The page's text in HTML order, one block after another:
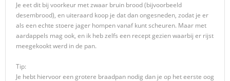
Je eet dit bij voorkeur met zwaar bruin brood (bijvoorbeeld
desembrood), en uiteraard koop je dat dan ongesneden, zodat je er
als een echte stoere jager hompen vanaf kunt scheuren. Maar met
aardappels mag ook, en ik heb zelfs een recept gezien waarbij er rijst
meegekookt werd in de pan.
Tip:
Je hebt hiervoor een grotere braadpan nodig dan je op het eerste oog